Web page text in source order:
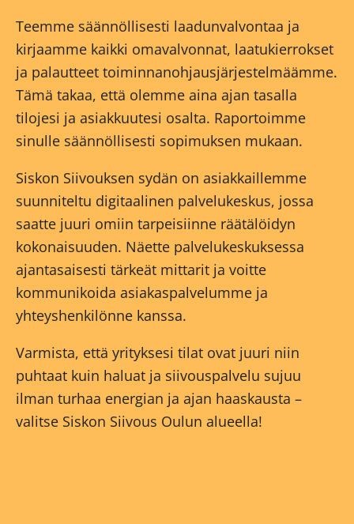
Teemme säännöllisesti laadunvalvontaa ja
kirjaamme kaikki omavalvonnat, laatukierrokset
ja palautteet toiminnanohjausjärjestelmäämme.
Tämä takaa, että olemme aina ajan tasalla
tilojesi ja asiakkuutesi osalta. Raportoimme
sinulle säännöllisesti sopimuksen mukaan.
Siskon Siivouksen sydän on asiakkaillemme
suunniteltu digitaalinen palvelukeskus, jossa
saatte juuri omiin tarpeisiinne räätälöidyn
kokonaisuuden. Näette palvelukeskuksessa
ajantasaisesti tärkeät mittarit ja voitte
kommunikoida asiakaspalvelumme ja
yhteyshenkilönne kanssa.
Varmista, että yrityksesi tilat ovat juuri niin
puhtaat kuin haluat ja siivouspalvelu sujuu
ilman turhaa energian ja ajan haaskausta –
valitse Siskon Siivous Oulun alueella!